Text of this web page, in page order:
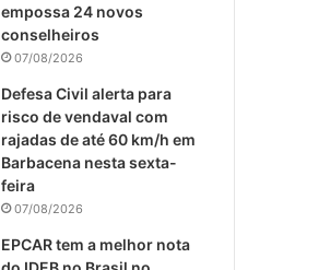
empossa 24 novos
conselheiros
07/08/2026
Defesa Civil alerta para
risco de vendaval com
rajadas de até 60 km/h em
Barbacena nesta sexta-
feira
07/08/2026
EPCAR tem a melhor nota